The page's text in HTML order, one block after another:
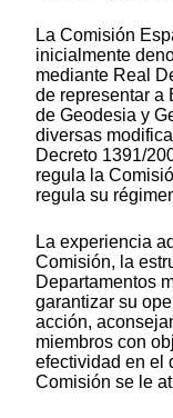
La Comisión
inicialmente
mediante Real
de representar a
de Geodesia y
diversas
Decreto 1391/
regula la
regula su
La experiencia
Comisión, la
Departamentos
garantizar su
acción,
miembros con
efectividad en el
Comisión se le